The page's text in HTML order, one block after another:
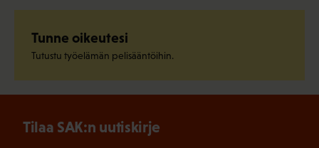
Tunne oikeutesi
Tutustu työelämän pelisääntöihin.
Tilaa SAK:n uutiskirje